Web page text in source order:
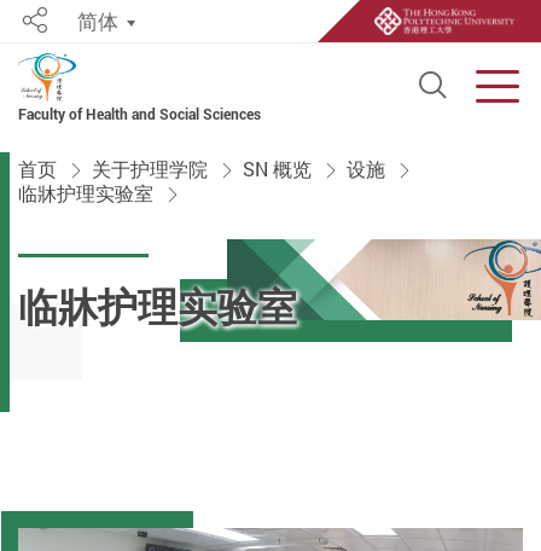
Faculty of Health and Social Sciences
Open
Share简体
Start main content
首页 关于护理学院 SN 概览
设施
临牀护理实验室
临牀护理实验室